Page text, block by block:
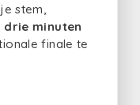
stem,
drie minuten
finale te